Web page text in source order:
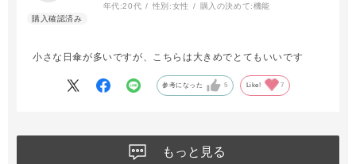
年代:20代 性別:女性 購入の決めて:機能
小さな日傘が多いですが、こちらは大きめでとてもいいです
参考になった 5 Like! 7
もっと見る